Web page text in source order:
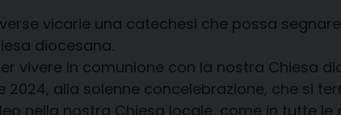
vicarie una catechesi che possa
diocesana.
vivere in comunione con la nostra Chiesa
alla solenne concelebrazione, che si
nella nostra Chiesa locale, come in tutte